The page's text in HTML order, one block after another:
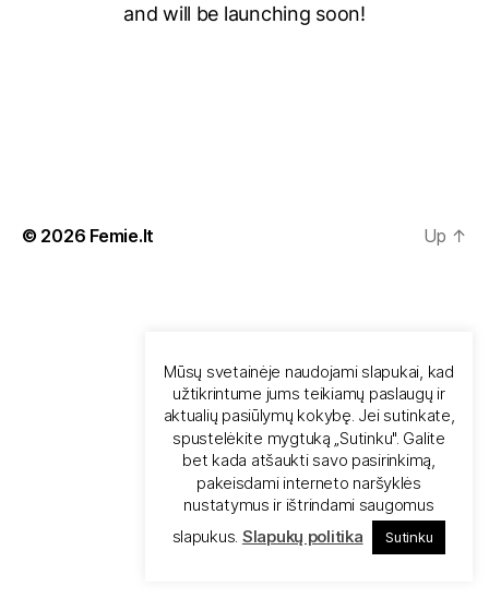
and will be launching soon!
© 2026 Femie.lt Up ↑
Mūsų svetainėje naudojami slapukai, kad
užtikrintume jums teikiamų paslaugų ir
aktualių pasiūlymų kokybę. Jei sutinkate,
spustelėkite mygtuką „Sutinku". Galite
bet kada atšaukti savo pasirinkimą,
pakeisdami interneto naršyklės
nustatymus ir ištrindami saugomus
slapukus. Slapukų politika Sutinku